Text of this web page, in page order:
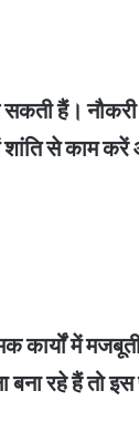
सकती हैं।
से काम करें
कार्यों में
बना रहे हैं तो